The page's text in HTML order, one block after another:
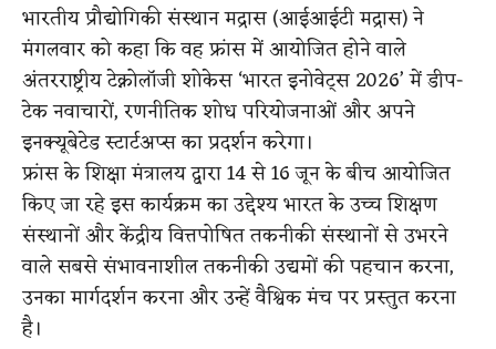
भारतीय प्रौद्योगिकी संस्थान मद्रास (आईआईटी मद्रास) ने
मंगलवार को कहा कि वह फ्रांस में आयोजित होने वाले
अंतरराष्ट्रीय टेक्नोलॉजी शोकेस ‘भारत इनोवेट्स 2026’ में डीप-
टेक नवाचारों, रणनीतिक शोध परियोजनाओं और अपने
इनक्यूबेटेड स्टार्टअप्स का प्रदर्शन करेगा।
फ्रांस के शिक्षा मंत्रालय द्वारा 14 से 16 जून के बीच आयोजित
किए जा रहे इस कार्यक्रम का उद्देश्य भारत के उच्च शिक्षण
संस्थानों और केंद्रीय वित्तपोषित तकनीकी संस्थानों से उभरने
वाले सबसे संभावनाशील तकनीकी उद्यमों की पहचान करना,
उनका मार्गदर्शन करना और उन्हें वैश्विक मंच पर प्रस्तुत करना
है।